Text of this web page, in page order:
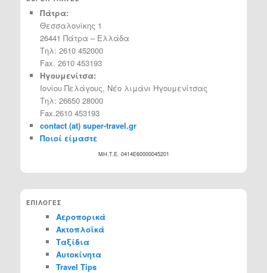
Πάτρα:
Θεσσαλονίκης 1
26441 Πάτρα – Ελλάδα
Τηλ: 2610 452000
Fax. 2610 453193
Ηγουμενίτσα:
Ιονίου Πελάγους, Νέο λιμάνι Ηγουμενίτσας
Τηλ: 26650 28000
Fax.2610 453193
contact (at) super-travel.gr
Ποιοί είμαστε
MH.T.E. 0414Ε60000045201
ΕΠΙΛΟΓΕΣ
Αεροπορικά
Ακτοπλοϊκά
Ταξίδια
Αυτοκίνητα
Travel Tips